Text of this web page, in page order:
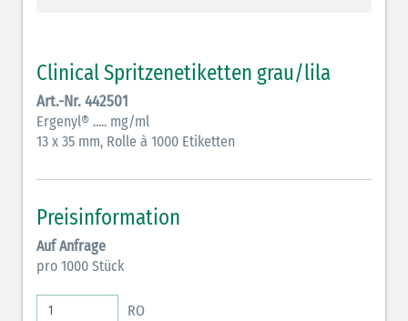
schraffiert)
Anticholinergika (hellgrün)
Cholinergika (hellgrün schraffiert): DIVI 2012
Antiemetika (salmon)
Verschiedene Medikamente (weiß)
Antikoagulantien (hellgrau/weiß mit schwarzem
Rahmen)
Koagulantien (hellgrau/weiß schwarz schraffierterm
Clinical Spritzenetiketten grau/lila
Art.-Nr. 442501
Ergenyl® ..... mg/ml
13 x 35 mm, Rolle à 1000 Etiketten
Preisinformation
Auf Anfrage
pro 1000 Stück
RO